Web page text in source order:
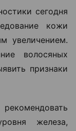
сегодня
кожи
увеличением.
волосяных
признаки
железа,